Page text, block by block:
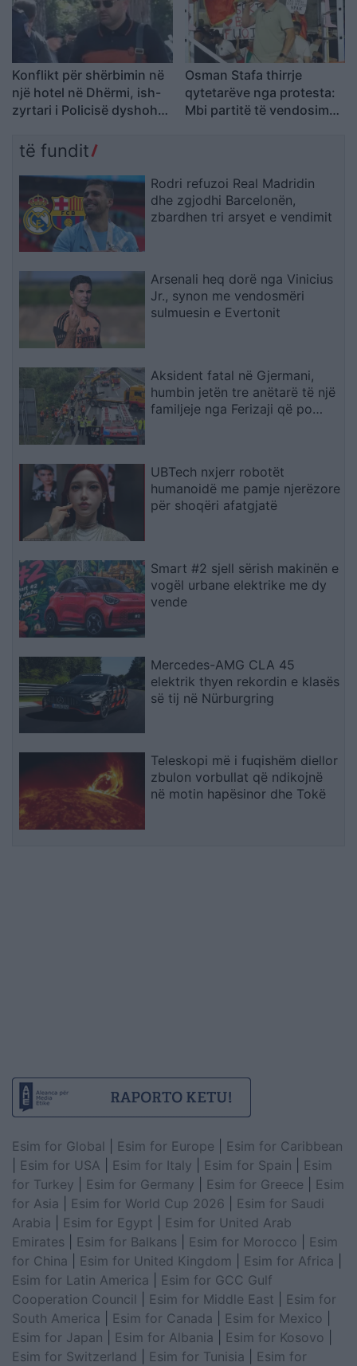
Konflikt për shërbimin në
një hotel në Dhërmi, ish-
zyrtari i Policisë dyshohet
dhe administratorin
Osman Stafa thirrje
qytetarëve nga protesta:
Mbi partitë të vendosim
të fundit
Rodri refuzoi Real Madridin
dhe zgjodhi Barcelonën,
zbardhen tri arsyet e vendimit
Arsenali heq dorë nga Vinicius
Jr., synon me vendosmëri
sulmuesin e Evertonit
Aksident fatal në Gjermani,
humbin jetën tre anëtarë të një
familjeje nga Ferizaji që po
UBTech nxjerr robotët
humanoidë me pamje njerëzore
për shoqëri afatgjatë
Smart #2 sjell sërish makinën e
vogël urbane elektrike me dy
vende
Mercedes-AMG CLA 45
elektrik thyen rekordin e klasës
së tij në Nürburgring
Teleskopi më i fuqishëm diellor
zbulon vorbullat që ndikojnë
në motin hapësinor dhe Tokë
Esim for Global Esim for Europe
Esim for Caribbean
Esim for USA Esim for Italy Esim for Spain
Esim
for Turkey
Esim for Germany Esim for Greece
Esim
for Asia
Esim for World Cup 2026
Esim for Saudi
Arabia
Esim for Egypt
Esim for United Arab
Emirates
Esim for Balkans Esim for Morocco
Esim
for China
Esim for United Kingdom Esim for Africa
Esim for Latin America
Esim for GCC Gulf
Cooperation Council
Esim for Middle East
Esim for
South America
Esim for Canada Esim for Mexico
Esim for Japan
Esim for Albania Esim for Kosovo
Esim for Switzerland
Esim for Tunisia
Esim for